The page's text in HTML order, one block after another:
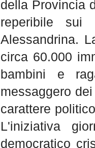
della Provincia
reperibile sui
Alessandrina.
circa 60.000
bambini e
messaggero
carattere
L'iniziativa
democratico